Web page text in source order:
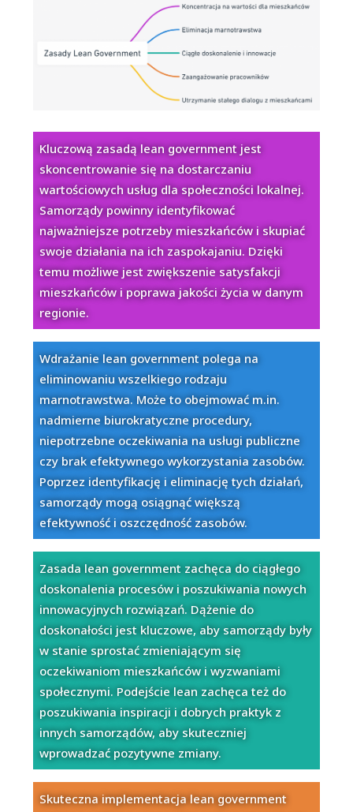
Kluczową zasadą lean government jest
skoncentrowanie się na dostarczaniu
wartościowych usług dla społeczności lokalnej.
Samorządy powinny identyfikować
najważniejsze potrzeby mieszkańców i skupiać
swoje działania na ich zaspokajaniu. Dzięki
temu możliwe jest zwiększenie satysfakcji
mieszkańców i poprawa jakości życia w danym
regionie.
Wdrażanie lean government polega na
eliminowaniu wszelkiego rodzaju
marnotrawstwa. Może to obejmować m.in.
nadmierne biurokratyczne procedury,
niepotrzebne oczekiwania na usługi publiczne
czy brak efektywnego wykorzystania zasobów.
Poprzez identyfikację i eliminację tych działań,
samorządy mogą osiągnąć większą
efektywność i oszczędność zasobów.
Zasada lean government zachęca do ciągłego
doskonalenia procesów i poszukiwania nowych
innowacyjnych rozwiązań. Dążenie do
doskonałości jest kluczowe, aby samorządy były
w stanie sprostać zmieniającym się
oczekiwaniom mieszkańców i wyzwaniami
społecznymi. Podejście lean zachęca też do
poszukiwania inspiracji i dobrych praktyk z
innych samorządów, aby skuteczniej
wprowadzać pozytywne zmiany.
Skuteczna implementacja lean government